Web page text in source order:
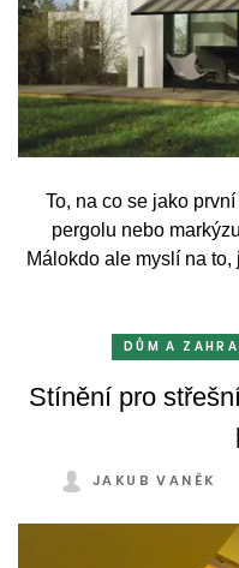
To, na co se jako
pergolu nebo
Málokdo ale myslí na
mrazu, ale také
DŮM A
Stínění pro
JAKUB VANĚK